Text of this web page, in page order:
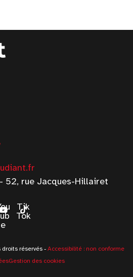
52, rue Jacques-Hillairet
e
Tik
Tok
réservés - Accessibilité : non conforme
Gestion des cookies